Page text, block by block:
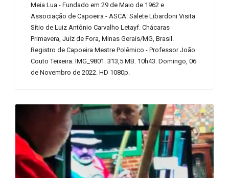
Meia Lua - Fundado em 29 de Maio de 1962 e
Associação de Capoeira - ASCA. Salete Libardoni Visita
Sítio de Luiz Antônio Carvalho Letayf. Chácaras
Primavera, Juiz de Fora, Minas Gerais/MG, Brasil.
Registro de Capoeira Mestre Polêmico - Professor João
Couto Teixeira. IMG_9801. 313,5 MB. 10h43. Domingo, 06
de Novembro de 2022. HD 1080p.